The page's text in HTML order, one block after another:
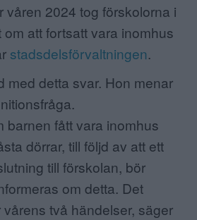
våren 2024 tog förskolorna i
att fortsatt vara inomhus
stadsdelsförvaltningen.
med detta svar. Hon menar
barnen fått vara inomhus
dörrar, till följd av att ett
till förskolan, bör
om detta. Det
två händelser, säger